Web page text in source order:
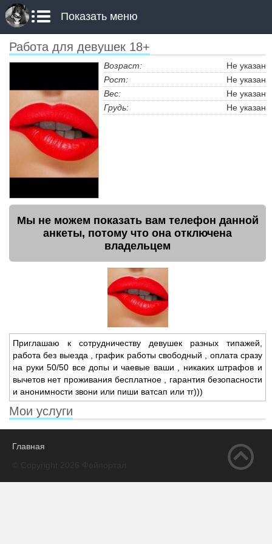
Показать меню
Работа для девушек 18+
Возраст:
Не указан
Рост:
Не указан
Вес:
Не указан
Грудь:
Не указан
Мы не можем показать вам телефон данной
анкеты, потому что она отключена
владельцем
Приглашаю к сотрудничеству девушек разных типажей,
работа без выезда ,
график работы свободный ,
оплата сразу
на руки 50/50 все допы и чаевые ваши ,
никаких штрафов и
вычетов нет проживания бесплатное ,
гарантия безопасности
и анонимности звони или пиши ватсап или тг)))
Мои услуги
Главная